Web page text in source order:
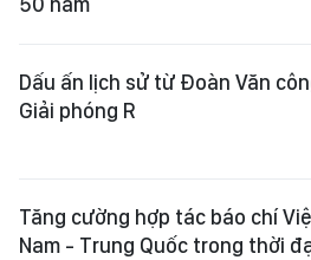
Dấu ấn lịch sử từ Đoàn Văn
Giải phóng R
Tăng cường hợp tác báo chí
Nam - Trung Quốc trong thời